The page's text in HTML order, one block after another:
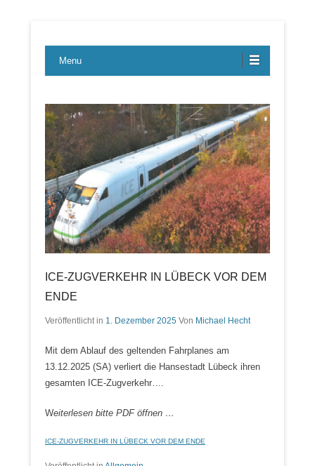
LBE-Express
Menu
ICE-ZUGVERKEHR IN LÜBECK VOR DEM
ENDE
Veröffentlicht in 1. Dezember 2025 Von Michael Hecht
Mit dem Ablauf des geltenden Fahrplanes am
13.12.2025 (SA) verliert die Hansestadt Lübeck ihren
gesamten ICE-Zugverkehr….
Weiterlesen bitte PDF öffnen …
ICE-ZUGVERKEHR IN LÜBECK VOR DEM ENDE